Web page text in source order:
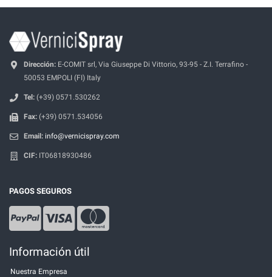
Dirección: E-COMIT srl, Via Giuseppe Di Vittorio, 93-95 - Z.I. Terrafino -
50053 EMPOLI (FI) Italy
Tel: (+39) 0571.530262
Fax: (+39) 0571.534056
Email: info@vernicispray.com
CIF: IT06818930486
PAGOS SEGUROS
Información útil
Nuestra Empresa